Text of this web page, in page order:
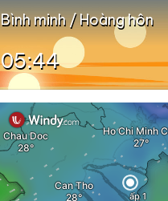
Bình minh / Hoàng hôn
05:44